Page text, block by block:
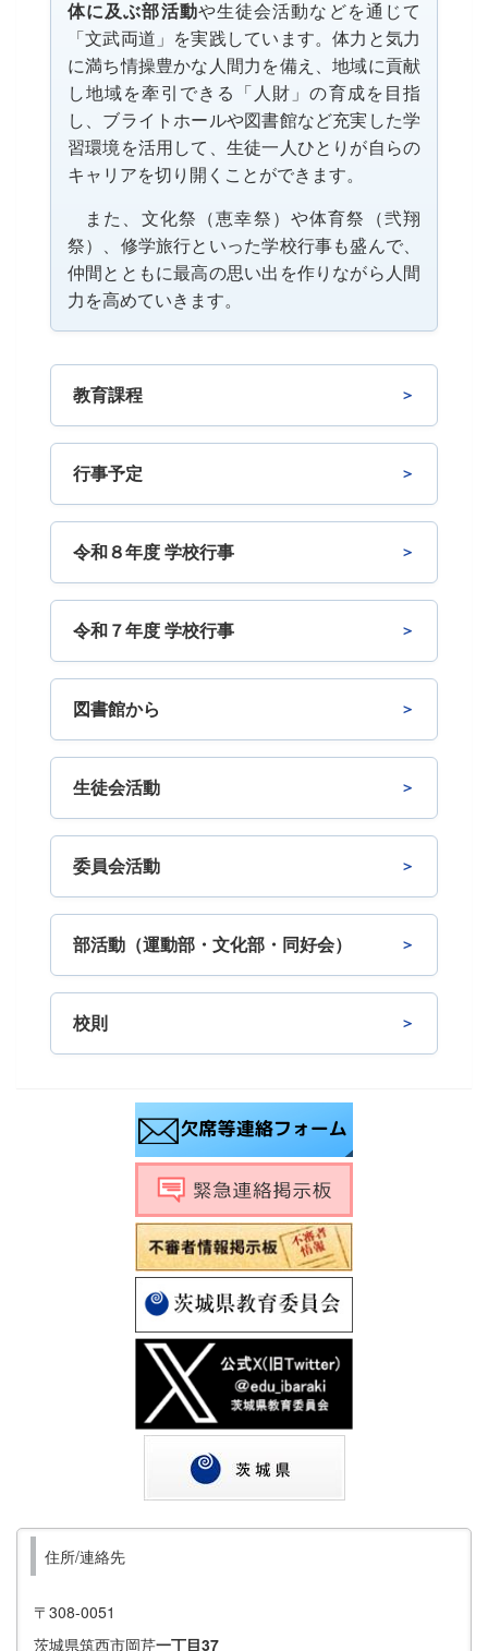
体に及ぶ部活動や生徒会活動などを通じて
「文武両道」を実践しています。体力と気力
に満ち情操豊かな人間力を備え、地域に貢献
し地域を牽引できる「人財」の育成を目指
し、ブライトホールや図書館など充実した学
習環境を活用して、生徒一人ひとりが自らの
キャリアを切り開くことができます。
また、文化祭（恵幸祭）や体育祭（弐翔
祭）、修学旅行といった学校行事も盛んで、
仲間とともに最高の思い出を作りながら人間
力を高めていきます。
教育課程
行事予定
令和８年度 学校行事
令和７年度 学校行事
図書館から
生徒会活動
委員会活動
部活動（運動部・文化部・同好会）
校則
住所/連絡先
〒308-0051
茨城県筑西市岡芹一丁目37